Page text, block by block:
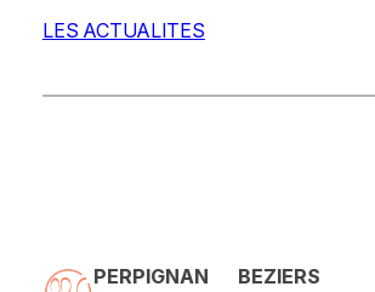
LES ACTUALITES
PERPIGNAN
BEZIERS